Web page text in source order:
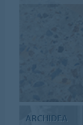
ARCHIDEA